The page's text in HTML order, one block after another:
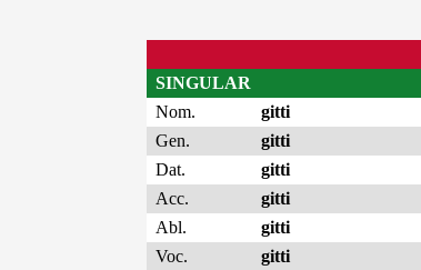
SINGULAR
Nom.
gitti
Gen.
gitti
Dat.
gitti
Acc.
gitti
Abl.
gitti
Voc.
gitti